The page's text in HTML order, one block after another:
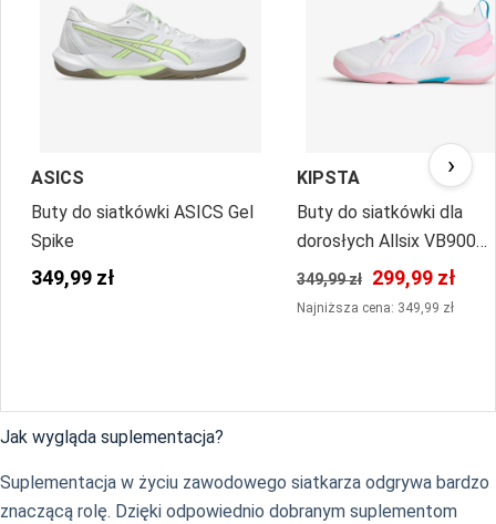
ASICS
Buty do siatkówki ASICS Gel
Spike
349,99 zł
KIPSTA
Buty do siatkówki dla
dorosłych Allsix VB900
Stability Alessia Orro
349,99 zł 299,99 zł
Najniższa cena: 349,99 zł
›
Jak wygląda suplementacja?
Suplementacja w życiu zawodowego siatkarza odgrywa bardzo
znaczącą rolę. Dzięki odpowiednio dobranym suplementom